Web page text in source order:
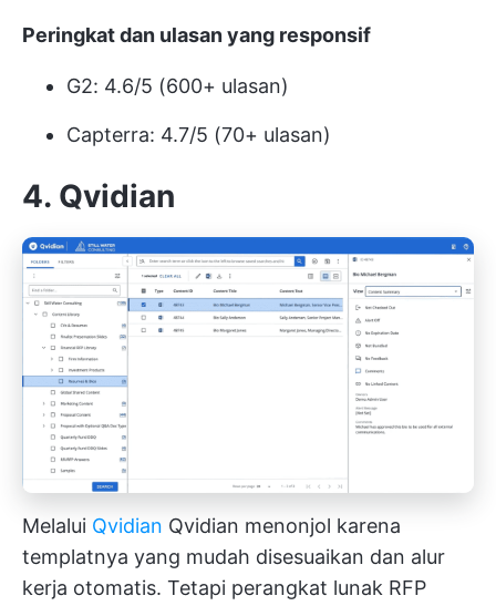
Peringkat dan ulasan yang responsif
G2: 4.6/5 (600+ ulasan)
Capterra: 4.7/5 (70+ ulasan)
4. Qvidian
Melalui Qvidian Qvidian menonjol karena
templatnya yang mudah disesuaikan dan alur
kerja otomatis. Tetapi perangkat lunak RFP